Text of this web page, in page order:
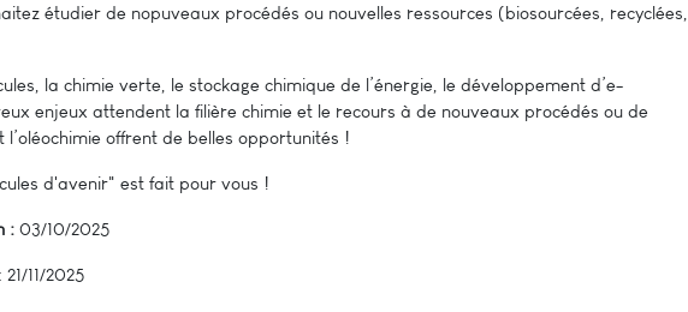
étudier de nopuveaux procédés ou nouvelles ressources (biosourcées, recyclées,
la chimie verte, le stockage chimique de l’énergie, le développement d’e-
enjeux attendent la filière chimie et le recours à de nouveaux procédés ou de
l’oléochimie offrent de belles opportunités !
d'avenir" est fait pour vous !
: 03/10/2025
: 21/11/2025